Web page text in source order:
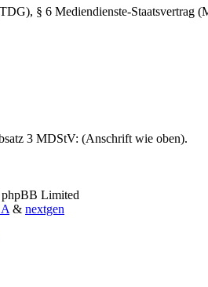
§ 6 Mediendienste-
3 MDStV: (Anschrift wie oben).
Limited
& nextgen